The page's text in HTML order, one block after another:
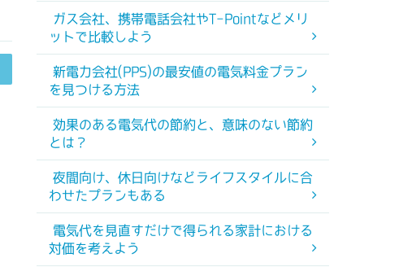
ガス会社、携帯電話会社やT-Pointなどメリ
ットで比較しよう
新電力会社(PPS)の最安値の電気料金プラン
を見つける方法
効果のある電気代の節約と、意味のない節約
とは？
夜間向け、休日向けなどライフスタイルに合
わせたプランもある
電気代を見直すだけで得られる家計における
対価を考えよう